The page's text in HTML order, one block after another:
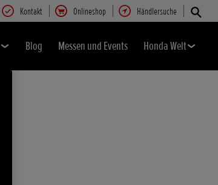
Kontakt Onlineshop Händlersuche
Blog Messen und Events Honda Welt